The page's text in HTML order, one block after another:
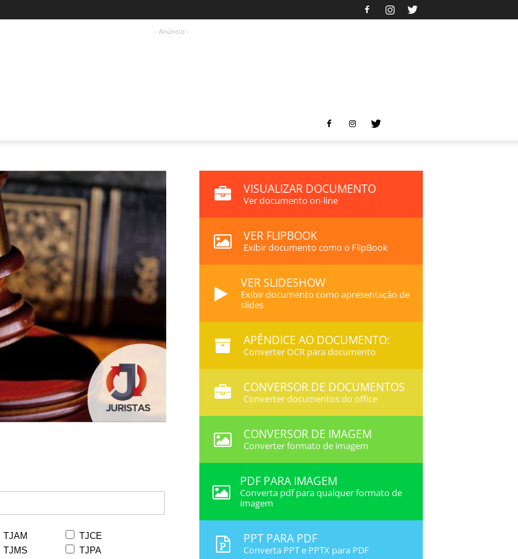
- Anúncio -
TJAM
TJCE
TJMS
TJPA
VISUALIZAR DOCUMENTO
Ver documento on-line
VER FLIPBOOK
Exibir documento como o FlipBook
VER SLIDESHOW
Exibir documento como apresentação de
slides
APÊNDICE AO DOCUMENTO:
Converter OCR para documento
CONVERSOR DE DOCUMENTOS
Converter documentos do office
CONVERSOR DE IMAGEM
Converter formato de imagem
PDF PARA IMAGEM
Converta pdf para qualquer formato de
imagem
PPT PARA PDF
Converta PPT e PPTX para PDF